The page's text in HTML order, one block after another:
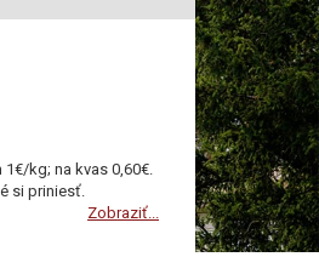
kg; na kvas 0,60€.
si priniesť.
Zobraziť...